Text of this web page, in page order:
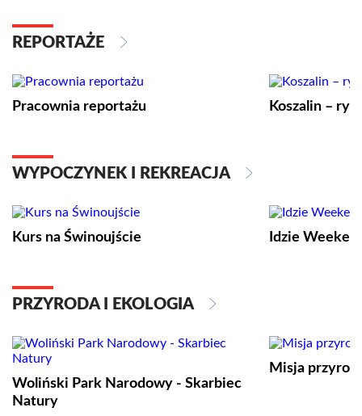
REPORTAŻE
Pracownia reportażu Koszalin –
WYPOCZYNEK I REKREACJA
Kurs na Świnoujście Idzie
PRZYRODA I EKOLOGIA
Woliński Park Narodowy - Skarbiec
Natury
Misja